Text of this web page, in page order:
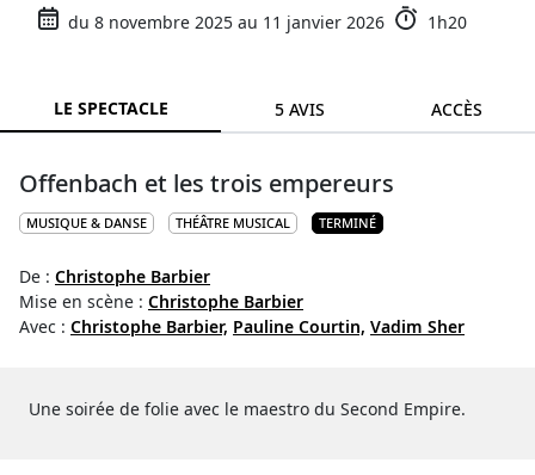
du 8 novembre 2025 au 11 janvier 2026 1h20
LE SPECTACLE 5 AVIS ACCÈS
Offenbach et les trois empereurs
MUSIQUE & DANSE THÉÂTRE MUSICAL TERMINÉ
De : Christophe Barbier
Mise en scène : Christophe Barbier
Avec : Christophe Barbier, Pauline Courtin, Vadim Sher
Une soirée de folie avec le maestro du Second Empire.